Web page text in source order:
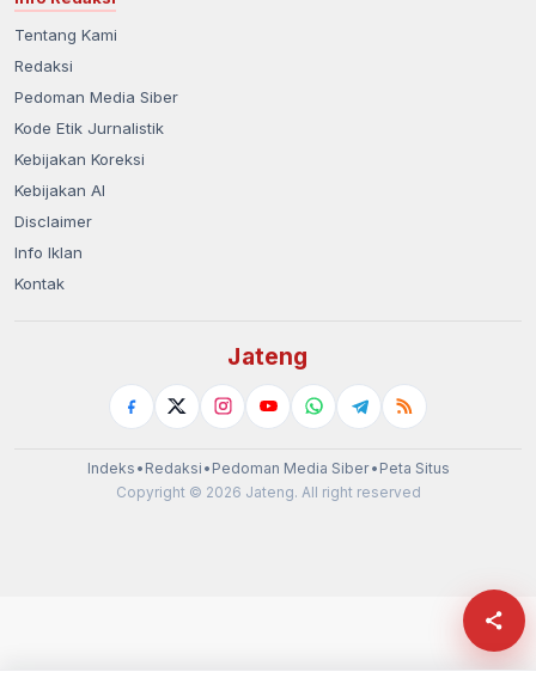
Tentang Kami
Redaksi
Pedoman Media Siber
Kode Etik Jurnalistik
Kebijakan Koreksi
Kebijakan AI
Disclaimer
Info Iklan
Kontak
Jateng
Indeks • Redaksi • Pedoman Media Siber• Peta Situs
Copyright © 2026 Jateng. All right reserved